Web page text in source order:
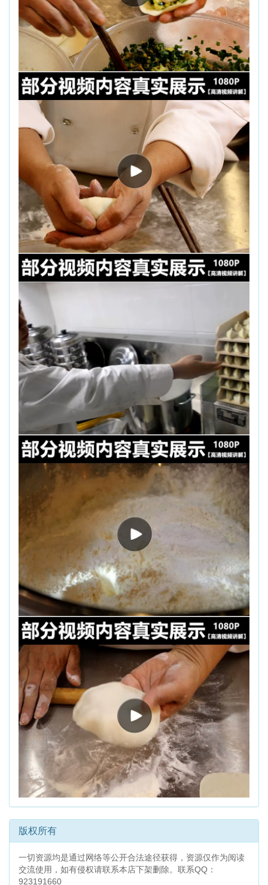
版权所有
一切资源均是通过网络等公开合法途径获得，资源仅作为阅读
交流使用，如有侵权请联系本店下架删除。联系QQ：
923191660